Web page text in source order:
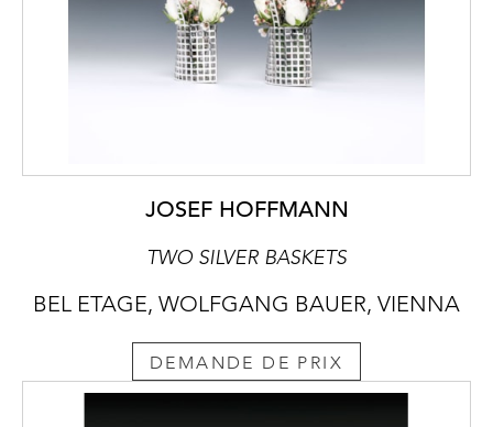
JOSEF HOFFMANN
TWO SILVER BASKETS
BEL ETAGE, WOLFGANG BAUER, VIENNA
DEMANDE DE PRIX